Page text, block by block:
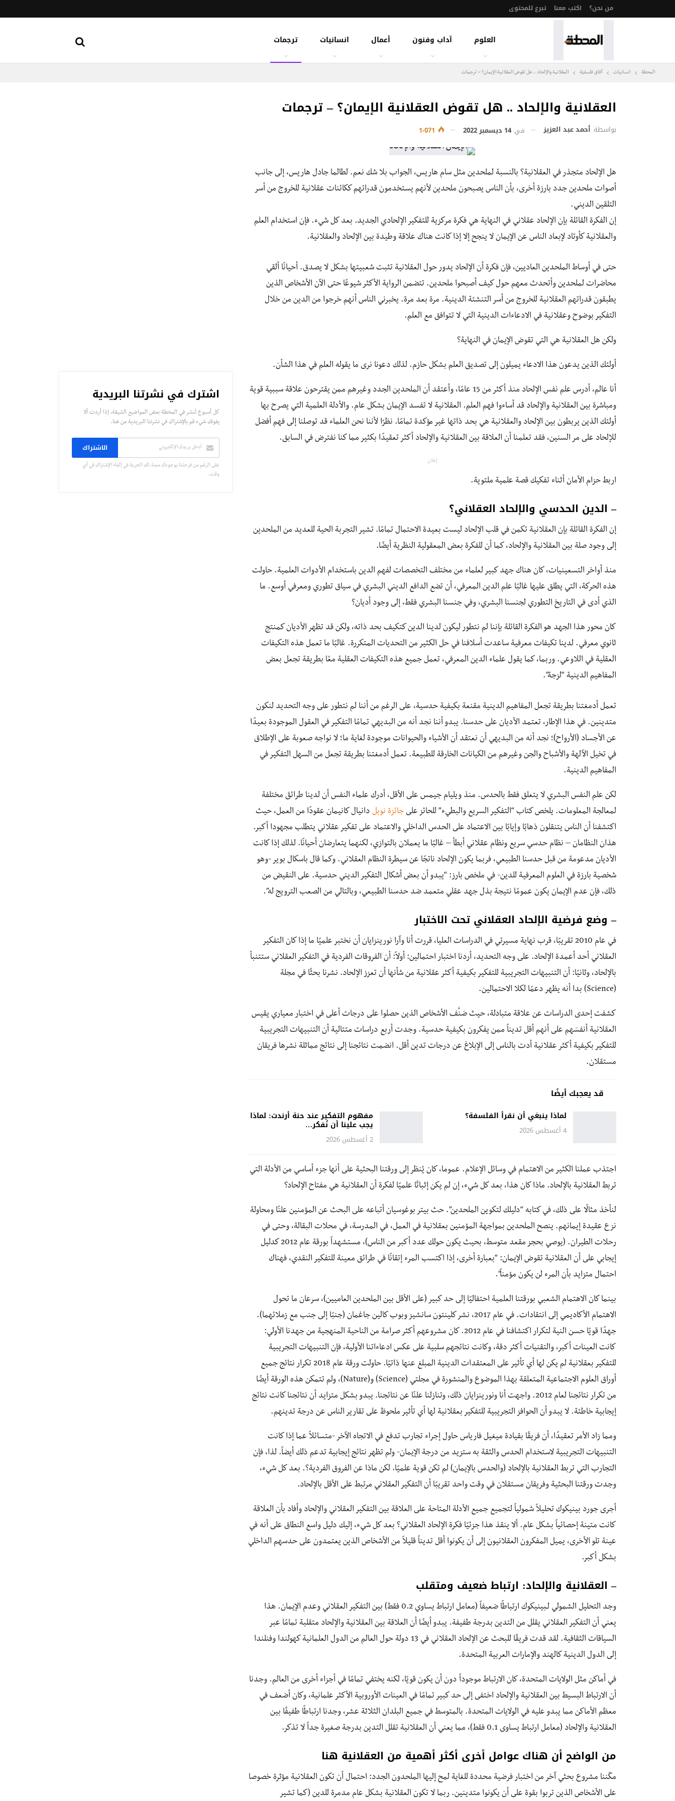
من نحن؟ اكتب معنا تبرع للمحتوى
العلوم آداب وفنون أعمال انسانيات ترجمات
المحطة انسانيات آفاق فلسفيّة‎ العقلانية والإلحاد .. هل تقوض العقلانية الإيمان؟ – ترجمات
العقلانية والإلحاد .. هل تقوض العقلانية الإيمان؟ – ترجمات
بواسطة أحمد عبد العزيز في 14 ديسمبر 2022
هل الإلحاد متجذر في العقلانية؟ بالنسبة لملحدين مثل سام هاريس، الجواب بلا شك نعم. لطالما جادل هاريس، إلى جانب
أصوات ملحدين جدد بارزة أخرى، بأن الناس يصبحون ملحدين لأنهم يستخدمون قدراتهم ككائنات عقلانية للخروج من أسر
التلقين الديني.
إن الفكرة القائلة بإن الإلحاد عقلاني في النهاية هي فكرة مركزية للتفكير الإلحادي الجديد. بعد كل شيء. فإن استخدام العلم
والعقلانية كأوتاد لإبعاد الناس عن الإيمان لا ينجح إلا إذا كانت هناك علاقة وطيدة بين الإلحاد والعقلانية.
حتى في أوساط الملحدين العاديين، فإن فكرة أن الإلحاد يدور حول العقلانية تثبت شعبيتها بشكل لا يصدق. أحيانًا ألقي
محاضرات لملحدين وأتحدث معهم حول كيف أصبحوا ملحدين. تتضمن الرواية الأكثر شيوعًا حتى الآن الأشخاص الذين
يطبقون قدراتهم العقلانية للخروج من أسر التنشئة الدينية. مرة بعد مرة. يخبرني الناس أنهم خرجوا من الدين من خلال
التفكير بوضوح وعقلانية في الادعاءات الدينية التي لا تتوافق مع العلم.
ولكن هل العقلانية هي التي تقوض الإيمان في النهاية؟
أولئك الذين يدعون هذا الادعاء يميلون إلى تصديق العلم بشكل حازم. لذلك دعونا نرى ما يقوله العلم في هذا الشأن.
أنا عالم، أدرس علم نفس الإلحاد منذ أكثر من 15 عامًا، وأعتقد أن الملحدين الجدد وغيرهم ممن يقترحون علاقة سببية قوية
ومباشرة بين العقلانية والإلحاد قد أساءوا فهم العلم. العقلانية لا تفسد الإيمان بشكل عام. والأدلة العلمية التي يصرح بها
أولئك الذين يربطون بين الإلحاد والعقلانية هي بحد ذاتها غير مؤكدة تمامًا. نظرًا لأننا نحن العلماء قد توصلنا إلى فهم أفضل
للإلحاد على مر السنين، فقد تعلمنا أن العلاقة بين العقلانية والإلحاد أكثر تعقيدًا بكثير مما كنا نفترض في السابق.
إعلان
اربط حزام الأمان أثناء تفكيك قصة علمية ملتوية.
– الدين الحدسي والإلحاد العقلاني؟
إن الفكرة القائلة بإن العقلانية تكمن في قلب الإلحاد ليست بعيدة الاحتمال تمامًا. تشير التجربة الحية للعديد من الملحدين
إلى وجود صلة بين العقلانية والإلحاد، كما أن للفكرة بعض المعقولية النظرية أيضًا.
منذ أواخر التسعينيات، كان هناك جهد كبير لعلماء من مختلف التخصصات لفهم الدين باستخدام الأدوات العلمية. حاولت
هذه الحركة، التي يطلق عليها غالبًا علم الدين المعرفي، أن تضع الدافع الديني البشري في سياق تطوري ومعرفي أوسع. ما
الذي أدى في التاريخ التطوري لجنسنا البشري، وفي جنسنا البشري فقط، إلى وجود أديان؟
كان محور هذا الجهد هو الفكرة القائلة بإننا لم نتطور ليكون لدينا الدين كتكيف بحد ذاته، ولكن قد تظهر الأديان كمنتج
ثانوي معرفي. لدينا تكيفات معرفية ساعدت أسلافنا في حل الكثير من التحديات المتكررة. غالبًا ما تعمل هذه التكيفات
العقلية في اللاوعي. وربما، كما يقول علماء الدين المعرفي، تعمل جميع هذه التكيفات العقلية معًا بطريقة تجعل بعض
المفاهيم الدينية “لزجة”.
تعمل أدمغتنا بطريقة تجعل المفاهيم الدينية مقنعة بكيفية حدسية، على الرغم من أننا لم نتطور على وجه التحديد لنكون
متدينين. في هذا الإطار، تعتمد الأديان على حدسنا. يبدو أننا نجد أنه من البديهي تمامًا التفكير في العقول الموجودة بعيدًا
عن الأجساد (الأرواح)؛ نجد أنه من البديهي أن نعتقد أن الأشياء والحيوانات موجودة لغاية ما؛ لا نواجه صعوبة على الإطلاق
في تخيل الآلهة والأشباح والجن وغيرهم من الكيانات الخارقة للطبيعة. تعمل أدمغتنا بطريقة تجعل من السهل التفكير في
المفاهيم الدينية.
لكن علم النفس البشري لا يتعلق فقط بالحدس. منذ ويليام جيمس على الأقل، أدرك علماء النفس أن لدينا طرائقَ مختلفة
لمعالجة المعلومات. يلخص كتاب “التفكير السريع والبطيء” للحائز على جائزة نوبل دانيال كانيمان عقودًا من العمل، حيث
اكتشفنا أن الناس يتنقلون ذهابًا وإيابًا بين الاعتماد على الحدس الداخلي والاعتماد على تفكير عقلاني يتطلب مجهودا أكبر.
هذان النظامان – نظام حدسي سريع ونظام عقلاني أبطأ – غالبًا ما يعملان بالتوازي، لكنهما يتعارضان أحيانًا. لذلك إذا كانت
الأديان مدعومة من قبل حدسنا الطبيعي، فربما يكون الإلحاد ناتجًا عن سيطرة النظام العقلاني. وكما قال باسكال بوير -وهو
شخصية بارزة في العلوم المعرفية للدين- في ملخص بارز: “يبدو أن بعض أشكال التفكير الديني حدسية. على النقيض من
ذلك، فإن عدم الإيمان يكون عمومًا نتيجة بذل جهد عقلي متعمد ضد حدسنا الطبيعي، وبالتالي من الصعب الترويج له”.
– وضع فرضية الإلحاد العقلاني تحت الاختبار
في عام 2010 تقريبًا، قرب نهاية مسيرتي في الدراسات العليا، قررت أنا وآرا نورينزايان أن نختبر علميًا ما إذا كان التفكير
العقلاني أحد أعمدة الإلحاد. على وجه التحديد، أردنا اختبار احتمالين: أولاً: أن الفروقات الفردية في التفكير العقلاني ستتنبأ
بالإلحاد، وثانيًا: أن التنبيهات التجريبية للتفكير بكيفية أكثر عقلانية من شأنها أن تعزز الإلحاد. نشرنا بحثًا في مجلة
(Science) بدا أنه يظهر دعمًا لكلا الاحتمالين.
كشفت إحدى الدراسات عن علاقة متبادلة، حيث صَنَّف الأشخاص الذين حصلوا على درجات أعلى في اختبار معياري يقيس
العقلانية أنفسَهم على أنهم أقل تديناً ممن يفكرون بكيفية حدسية. وجدت أربع دراسات متتالية أن التنبيهات التجريبية
للتفكير بكيفية أكثر عقلانية أدت بالناس إلى الإبلاغ عن درجات تدين أقل. انضمت نتائجنا إلى نتائج مماثلة نشرها فريقان
مستقلان.
قد يعجبك أيضًا
لماذا ينبغي أن نقرأ الفلسفة؟
4 أغسطس 2026
مفهوم التفكير عند حنة أرندت: لماذا
يجب علينا أن نُفكر…
2 أغسطس 2026
اجتذب عملنا الكثير من الاهتمام في وسائل الإعلام. عموما، كان يُنظر إلى ورقتنا البحثية على أنها جزء أساسي من الأدلة التي
تربط العقلانية بالإلحاد. ماذا كان هذا، بعد كل شيء، إن لم يكن إثباتًا علميًا لفكرة أن العقلانية هي مفتاح الإلحاد؟
لنأخذ مثالًا على ذلك، في كتابه “دليلك لتكوين الملحدين”. حث بيتر بوغوسيان أتباعه على البحث عن المؤمنين علنًا ومحاولة
نزع عقيدة إيمانهم. ينصح الملحدين بمواجهة المؤمنين بعقلانية في العمل، في المدرسة، في محلات البقالة، وحتى في
رحلات الطيران. (يوصي بحجز مقعد متوسط، بحيث يكون حولك عدد أكبر من الناس)، مستشهداً بورقة عام 2012 كدليل
إيجابي على أن العقلانية تقوض الإيمان: “بعبارة أخرى، إذا اكتسب المرء إتقانًا في طرائق معينة للتفكير النقدي، فهناك
احتمال متزايد بأن المرء لن يكون مؤمناً”.
بينما كان الاهتمام الشعبي بورقتنا العلمية احتفاليًا إلى حد كبير (على الأقل بين الملحدين العاميين)، سرعان ما تحول
الاهتمام الأكاديمي إلى انتقادات. في عام 2017، نشر كلينتون سانشيز وبوب كالين جاغمان (جنبًا إلى جنب مع زملائهما).
جهدًا قويًا حسن النية لتكرار اكتشافنا في عام 2012. كان مشروعهم أكثر صرامة من الناحية المنهجية من جهدنا الأولي:
كانت العينات أكبر، والتقنيات أكثر دقة، وكانت نتائجهم سلبية على عكس ادعاءاتنا الأولية، فإن التنبيهات التجريبية
للتفكير بعقلانية لم يكن لها أي تأثير على المعتقدات الدينية المبلغ عنها ذاتيًا. حاولت ورقة عام 2018 تكرار نتائج جميع
أوراق العلوم الاجتماعية المتعلقة بهذا الموضوع والمنشورة في مجلتي (Science) و(Nature)، ولم تتمكن هذه الورقة أيضًا
من تكرار نتائجنا لعام 2012. واجهت أنا ونورينزايان ذلك، وتنازلنا علنًا عن نتائجنا. يبدو بشكل متزايد أن نتائجنا كانت نتائج
إيجابية خاطئة. لا يبدو أن الحوافز التجريبية للتفكير بعقلانية لها أي تأثير ملحوظ على تقارير الناس عن درجة تدينهم.
ومما زاد الأمر تعقيدًا، أن فريقًا بقيادة ميغيل فارياس حاول إجراء تجارب تدفع في الاتجاه الآخر -متسائلاً عما إذا كانت
التنبيهات التجريبية لاستخدام الحدس والثقة به ستزيد من درجة الإيمان- ولم تظهر نتائج إيجابية تدعم ذلك أيضاً. لذا، فإن
التجارب التي تربط العقلانية بالإلحاد (والحدس بالإيمان) لم تكن قوية علميًا. لكن ماذا عن الفروق الفردية؟. بعد كل شيء،
وجدت ورقتنا البحثية وفريقان مستقلان في وقت واحد تقريبًا أن التفكير العقلاني مرتبط على الأقل بالإلحاد.
أجرى جورد بينيكوك تحليلاً شمولياً لتجميع جميع الأدلة المتاحة على العلاقة بين التفكير العقلاني والإلحاد وأفاد بأن العلاقة
كانت متينة إحصائياً بشكل عام. ألا ينقذ هذا جزئيًا فكرة الإلحاد العقلاني؟ بعد كل شيء، إليك دليل واسع النطاق على أنه في
عينة تلو الأخرى، يميل المفكرون العقلانيون إلى أن يكونوا أقل تديناً قليلاً من الأشخاص الذين يعتمدون على حدسهم الداخلي
بشكل أكبر.
– العقلانية والإلحاد: ارتباط ضعيف ومتقلب
وجد التحليل الشمولي لـبينيكوك ارتباطًا ضعيفاً (معامل ارتباط يساوي 0.2 فقط) بين التفكير العقلاني وعدم الإيمان. هذا
يعني أن التفكير العقلاني يقلل من التدين بدرجة طفيفة. يبدو أيضًا أن العلاقة بين العقلانية والإلحاد متقلبة تمامًا عبر
السياقات الثقافية. لقد قدت فريقًا للبحث عن الإلحاد العقلاني في 13 دولة حول العالم من الدول العلمانية كهولندا وفنلندا
إلى الدول الدينية كالهند والإمارات العربية المتحدة.
في أماكن مثل الولايات المتحدة، كان الارتباط موجوداً دون أن يكون قويًا، لكنه يختفي تمامًا في أجزاء أخرى من العالم. وجدنا
أن الارتباط البسيط بين العقلانية والإلحاد اختفى إلى حد كبير تمامًا في العينات الأوروبية الأكثر علمانية، وكان أضعف في
معظم الأماكن مما يبدو عليه في الولايات المتحدة. بالمتوسط ​​في جميع البلدان الثلاثة عشر، وجدنا ارتباطًا طفيفًا بين
العقلانية والإلحاد (معامل ارتباط يساوى 0.1 فقط)، مما يعني أن العقلانية تقلل التدين بدرجة صغيرة جداً لا تذكر.
من الواضح أن هناك عوامل أخرى أكثر أهمية من العقلانية هنا
مكّننا مشروع بحثي آخر من اختبار فرضية محددة للغاية لمح إليها الملحدون الجدد: احتمال أن تكون العقلانية مؤثرة خصوصا
على الأشخاص الذين تربوا بقوة على أن يكونوا متدينين. ربما لا تكون العقلانية بشكل عام مدمرة للدين (كما تشير
اشترك في نشرتنا البريدية
كل أسبوع تُنشر في المحطة بعض المواضيع الشيقة، إذا أردت ألا
يفوتك شيء قم بالإشتراك في نشرتنا البريدية من هنا.
الاشتراك
على الرغم من فرحتنا بوجودك معنا، لك الحرية في إلغاء الإشتراك في أي
وقت.